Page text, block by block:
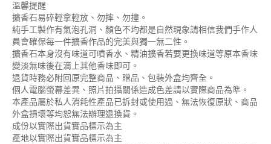
溫馨提醒
擴香石易碎輕拿輕放、勿摔、勿撞。
純手工製作有氣泡孔洞、顏色不均都是自然現象請相信我們手作人
員會確保每一件擴香作品的完美與獨一無二性。
擴香石本身沒有味道可噴香水、精油擴香若要更換味道等原本香味
變淡無味後在滴上其他香味即可。
退貨時務必附回原完整商品、贈品、包裝外盒均齊全。
個人電腦螢幕差異、照片拍攝關係造成色差請以實際商品為準。
本產品屬於私人消耗性產品已拆封或使用過、無法恢復原狀、商品
外盒損壞等均恕無法辦理退換貨。
成份以實際出貨實品標示為主
產地以實際出貨實品標示為主